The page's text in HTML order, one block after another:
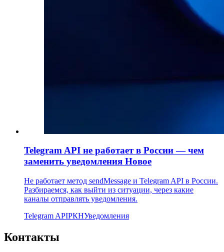
Telegram API не работает в России — чем
заменить уведомления Новое
Не работает метод sendMessage и Telegram API в России.
Разбираемся, как выйти из ситуации, через какие
каналы отправлять уведомления.
Telegram APIРКНУведомления
Контакты